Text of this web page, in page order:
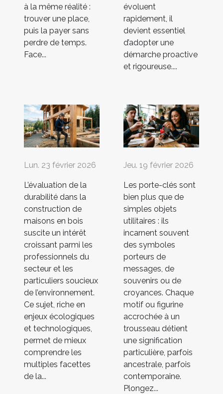
à la même réalité :
trouver une place,
puis la payer sans
perdre de temps.
Face...
évoluent
rapidement, il
devient essentiel
d’adopter une
démarche proactive
et rigoureuse....
Lun. 23 février 2026
L’évaluation de la
durabilité dans la
construction de
maisons en bois
suscite un intérêt
croissant parmi les
professionnels du
secteur et les
particuliers soucieux
de l’environnement.
Ce sujet, riche en
enjeux écologiques
et technologiques,
permet de mieux
comprendre les
multiples facettes
de la...
Jeu. 19 février 2026
Les porte-clés sont
bien plus que de
simples objets
utilitaires : ils
incarnent souvent
des symboles
porteurs de
messages, de
souvenirs ou de
croyances. Chaque
motif ou figurine
accrochée à un
trousseau détient
une signification
particulière, parfois
ancestrale, parfois
contemporaine.
Plongez...